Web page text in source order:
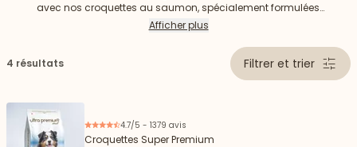
avec nos croquettes au saumon, spécialement formulées
pour répondre aux besoins nutritionnels des chiens.
en nutriments essentiels.
Afficher plus
4 résultats Filtrer et trier
4.7/5 - 1379 avis
Croquettes Super Premium